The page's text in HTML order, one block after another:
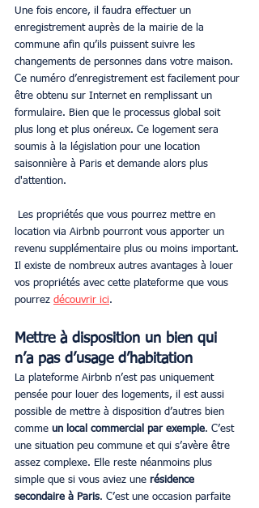
Une fois encore, il faudra effectuer un
enregistrement auprès de la mairie de la
commune afin qu’ils puissent suivre les
changements de personnes dans votre maison.
Ce numéro d’enregistrement est facilement pour
être obtenu sur Internet en remplissant un
formulaire. Bien que le processus global soit
plus long et plus onéreux. Ce logement sera
soumis à la législation pour une location
saisonnière à Paris et demande alors plus
d'attention.
location via Airbnb pourront vous apporter un
revenu supplémentaire plus ou moins important.
Il existe de nombreux autres avantages à louer
vos propriétés avec cette plateforme que vous
pourrez découvrir ici.
Mettre à disposition un bien qui
n’a pas d’usage d’habitation
La plateforme Airbnb n’est pas uniquement
pensée pour louer des logements, il est aussi
possible de mettre à disposition d’autres bien
comme un local commercial par exemple. C’est
une situation peu commune et qui s’avère être
assez complexe. Elle reste néanmoins plus
simple que si vous aviez une résidence
secondaire à Paris. C’est une occasion parfaite